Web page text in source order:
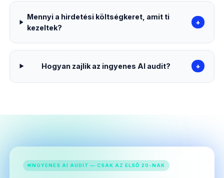
Mennyi a hirdetési költségkeret, amit ti
kezeltek?
+
Hogyan zajlik az ingyenes AI audit? +
INGYENES AI AUDIT — CSAK AZ ELSŐ 20-NAK